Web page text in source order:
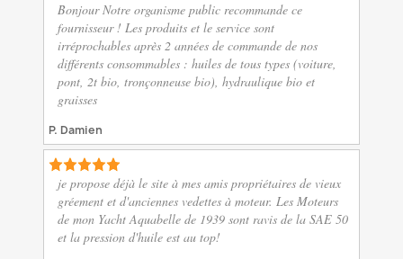
Bonjour Notre organisme public recommande ce
fournisseur ! Les produits et le service sont
irréprochables après 2 années de commande de nos
différents consommables : huiles de tous types (voiture,
pont, 2t bio, tronçonneuse bio), hydraulique bio et
graisses
P. Damien
je propose déjà le site à mes amis propriétaires de vieux
gréement et d'anciennes vedettes à moteur. Les Moteurs
de mon Yacht Aquabelle de 1939 sont ravis de la SAE 50
et la pression d'huile est au top!